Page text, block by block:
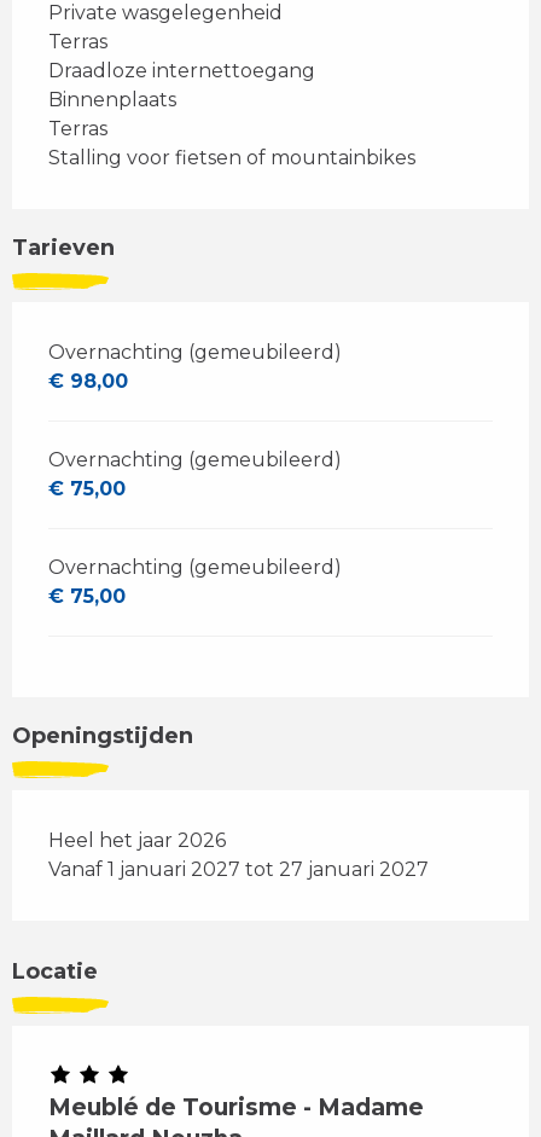
Private wasgelegenheid
Terras
Draadloze internettoegang
Binnenplaats
Terras
Stalling voor fietsen of mountainbikes
Tarieven
Overnachting (gemeubileerd)
€ 98,00
Overnachting (gemeubileerd)
€ 75,00
Overnachting (gemeubileerd)
€ 75,00
Openingstijden
Heel het jaar 2026
Vanaf 1 januari 2027 tot 27 januari 2027
Locatie
Meublé de Tourisme - Madame